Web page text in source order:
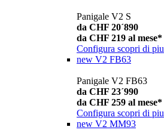
Panigale V2 S
da CHF 20´890
da CHF 219 al mese*
Configura scopri di piu
new V2 FB63
Panigale V2 FB63
da CHF 23´990
da CHF 259 al mese*
Configura scopri di piu
new V2 MM93